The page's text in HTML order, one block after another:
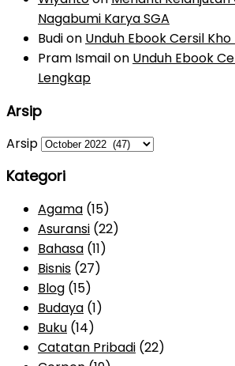
Nagabumi Karya SGA
Budion Unduh Ebook Cersil
Pram Ismailon Unduh Ebook
Lengkap
Arsip
Arsip
Kategori
Agama (15)
Asuransi (22)
Bahasa (11)
Bisnis (27)
Blog (15)
Budaya (1)
Buku (14)
Catatan Pribadi (22)